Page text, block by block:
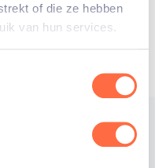
of die ze hebben
van hun services.